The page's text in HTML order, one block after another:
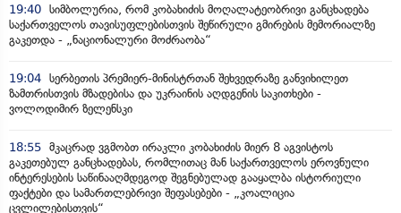
19:40 სიმბოლურია, რომ კობახიძის მოღალატეობრივი განცხადება
საქართველოს თავისუფლებისთვის შეწირული გმირების მემორიალზე
გაკეთდა - „ნაციონალური მოძრაობა“
19:04 სერბეთის პრემიერ-მინისტრთან შეხვედრაზე განვიხილეთ
ზამთრისთვის მზადებისა და უკრაინის აღდგენის საკითხები -
ვოლოდიმირ ზელენსკი
18:55 მკაცრად ვგმობთ ირაკლი კობახიძის მიერ 8 აგვისტოს
გაკეთებულ განცხადებას, რომლითაც მან საქართველოს ეროვნული
ინტერესების საწინააღმდეგოდ შეგნებულად გააყალბა ისტორიული
ფაქტები და სამართლებრივი შეფასებები - „კოალიცია
ცვლილებისთვის“